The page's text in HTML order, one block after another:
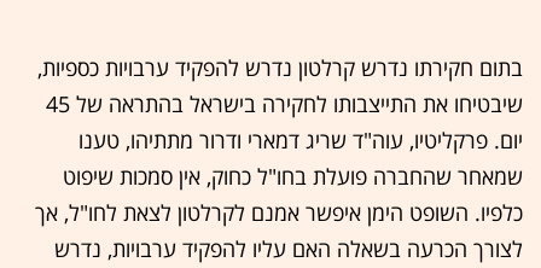
בתום חקירתו נדרש קרלטון נדרש להפקיד ערבויות כספיות,
שיבטיחו את התייצבותו לחקירה בישראל בהתראה של 45
יום. פרקליטיו, עוה"ד שריג דמארי ודרור מתתיהו, טענו
שמאחר שהחברה פועלת בחו"ל כחוק, אין סמכות שיפוט
כלפיו. השופט הימן איפשר אמנם לקרלטון לצאת לחו"ל, אך
לצורך הכרעה בשאלה האם עליו להפקיד ערבויות, נדרש